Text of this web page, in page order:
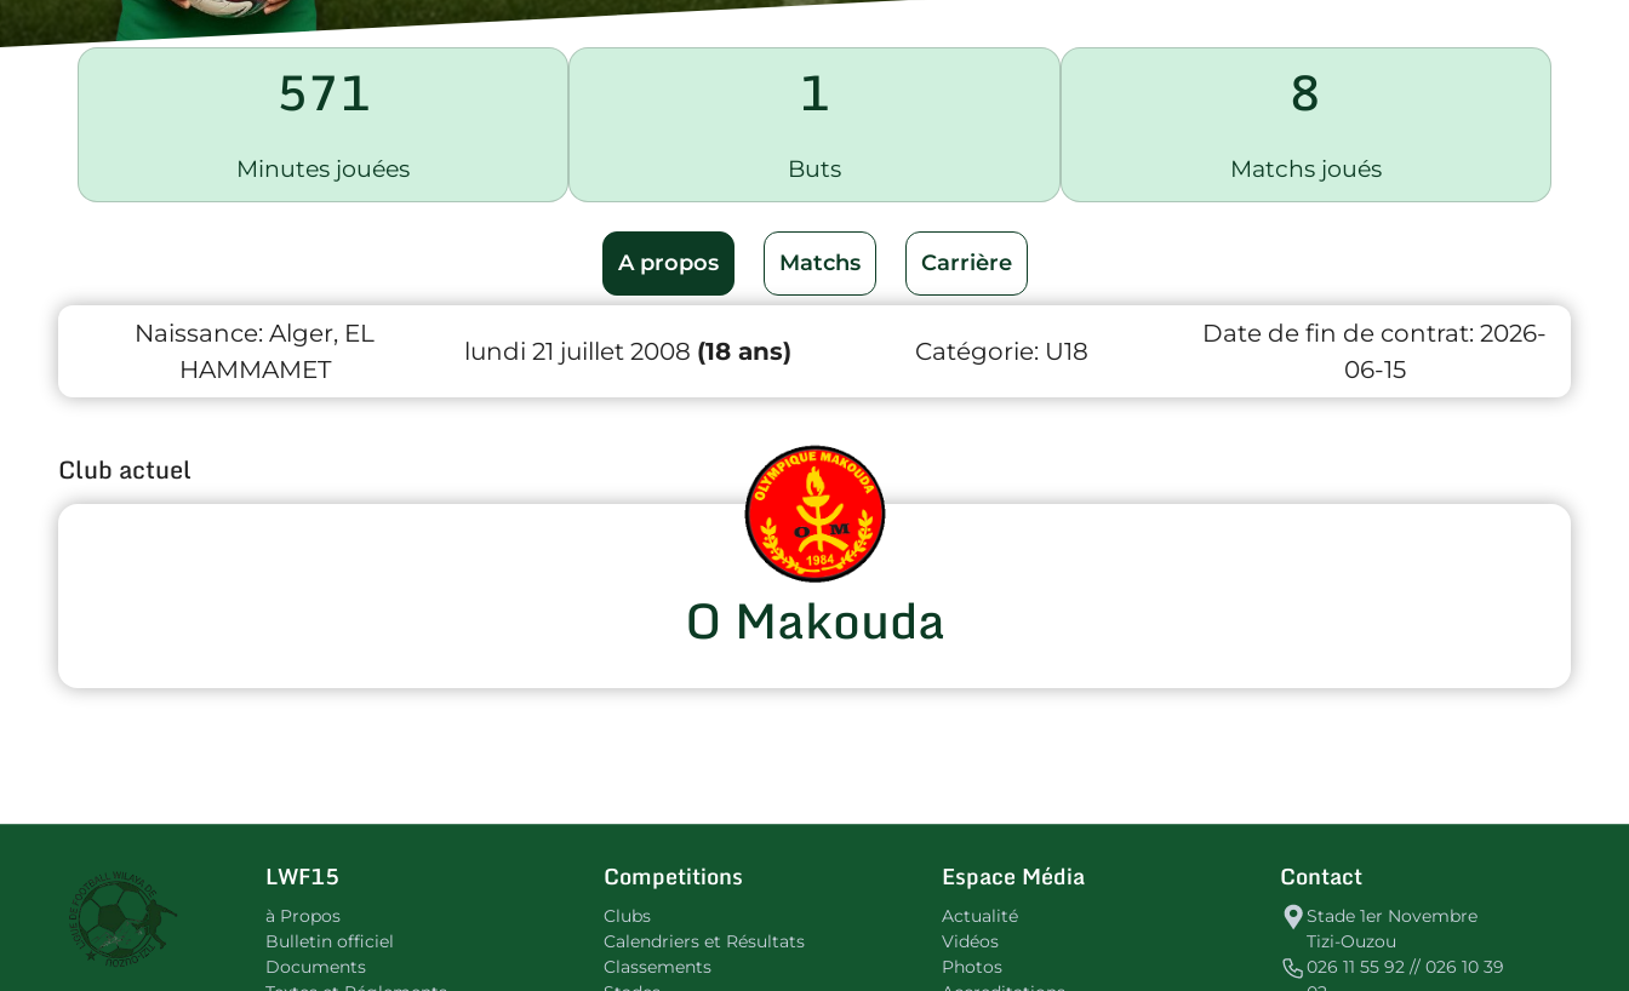
571
Minutes jouées
1
Buts
8
Matchs joués
A propos Matchs Carrière
Naissance: Alger, EL
HAMMAMET
lundi 21 juillet 2008 (18 ans) Catégorie: U18
Date de fin de contrat: 2026-
06-15
Club actuel
O Makouda
LWF15
à Propos
Bulletin officiel
Documents
Competitions
Clubs
Calendriers et Résultats
Classements
Espace Média
Actualité
Vidéos
Photos
Contact
Stade 1er Novembre
Tizi-Ouzou
026 11 55 92 // 026 10 39